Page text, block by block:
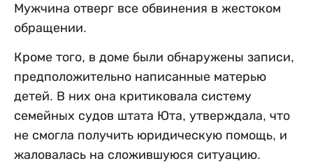
Мужчина отверг все обвинения в жестоком
обращении.
Кроме того, в доме были обнаружены записи,
предположительно написанные матерью
детей. В них она критиковала систему
семейных судов штата Юта, утверждала, что
не смогла получить юридическую помощь, и
жаловалась на сложившуюся ситуацию.